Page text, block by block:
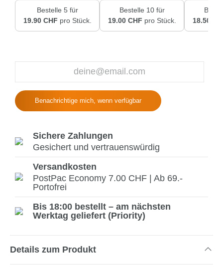
Bestelle 5 für
19.90 CHF pro Stück.
Bestelle 10 für
19.00 CHF pro Stück.
18.50
Benachrichtige mich, wenn verfügbar
Sichere Zahlungen
Gesichert und vertrauenswürdig
Versandkosten
PostPac Economy 7.00 CHF | Ab 69.-
Portofrei
Bis 18:00 bestellt – am nächsten
Werktag geliefert (Priority)
Details zum Produkt